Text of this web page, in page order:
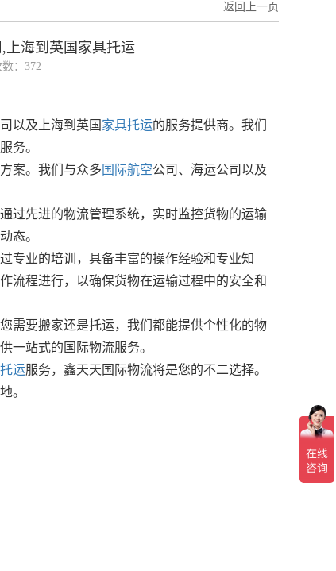
返回上一页
上海到英国家具托运
：372
以及上海到英国 家具托运的服务提供商。我们
务。
案。我们与众多 国际航空公司、海运公司以及
过先进的物流管理系统，实时监控货物的运输
态。
专业的培训，具备丰富的操作经验和专业知
流程进行，以确保货物在运输过程中的安全和
需要搬家还是托运，我们都能提供个性化的物
一站式的国际物流服务。
运服务，鑫天天国际物流将是您的不二选择。
。